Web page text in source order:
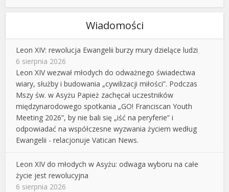
Wiadomości
Leon XIV: rewolucja Ewangelii burzy mury dzielące ludzi
6 sierpnia 2026
Leon XIV wezwał młodych do odważnego świadectwa
wiary, służby i budowania „cywilizacji miłości”. Podczas
Mszy św. w Asyżu Papież zachęcał uczestników
międzynarodowego spotkania „GO! Franciscan Youth
Meeting 2026”, by nie bali się „iść na peryferie” i
odpowiadać na współczesne wyzwania życiem według
Ewangelii - relacjonuje Vatican News.
Leon XIV do młodych w Asyżu: odwaga wyboru na całe
życie jest rewolucyjna
6 sierpnia 2026